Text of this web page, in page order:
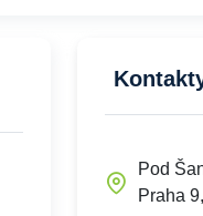
Pod
Praha